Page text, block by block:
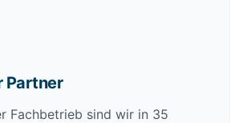
Partner
Fachbetrieb sind wir in 35